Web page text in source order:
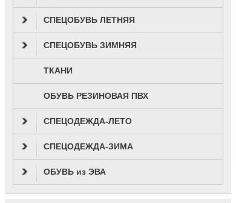
СПЕЦОБУВЬ ЛЕТНЯЯ
СПЕЦОБУВЬ ЗИМНЯЯ
ТКАНИ
ОБУВЬ РЕЗИНОВАЯ ПВХ
СПЕЦОДЕЖДА-ЛЕТО
СПЕЦОДЕЖДА-ЗИМА
ОБУВЬ из ЭВА